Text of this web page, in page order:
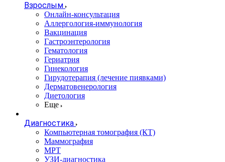
Взрослым
Онлайн-консультация
Аллергология-иммунология
Вакцинация
Гастроэнтерология
Гематология
Гериатрия
Гинекология
Гирудотерапия (лечение пиявками)
Дерматовенерология
Диетология
Еще
Диагностика
Компьютерная томография (КТ)
Маммография
МРТ
УЗИ-диагностика